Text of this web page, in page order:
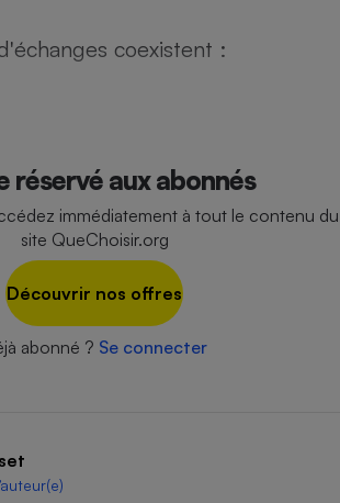
coexistent :
réservé aux abonnés
immédiatement à tout le contenu du
site QueChoisir.org
Découvrir nos offres
abonné ? Se connecter
Climatiseur -
Climatiseur -